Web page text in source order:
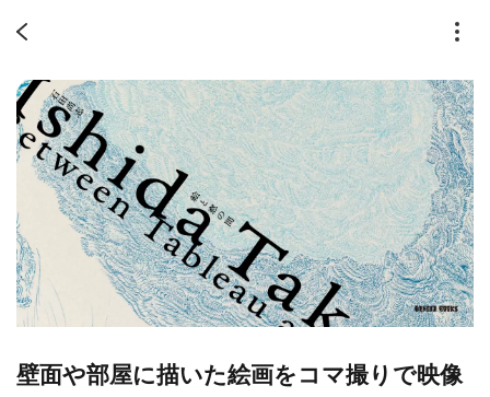
壁面や部屋に描いた絵画をコマ撮りで映像